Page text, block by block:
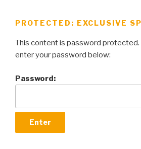
PROTECTED: EXCLUSIVE
This content is password protected.
enter your password below:
Password: